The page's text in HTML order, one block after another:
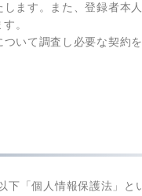
ます。また、登録者本
。
いて調査し必要な契約
「個人情報保護法」と